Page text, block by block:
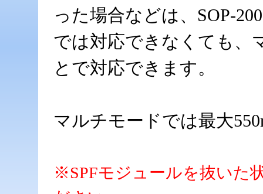
った場合などは、SOP-
では対応できなくても、
とで対応できます。
マルチモードでは最大
※SPFモジュールを抜いた